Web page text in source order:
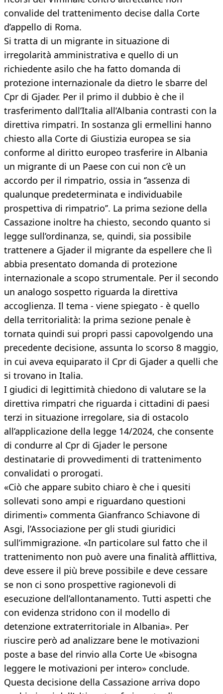
convalide del trattenimento decise dalla Corte
d’appello di Roma.
Si tratta di un migrante in situazione di
irregolarità amministrativa e quello di un
richiedente asilo che ha fatto domanda di
protezione internazionale da dietro le sbarre del
Cpr di Gjader. Per il primo il dubbio è che il
trasferimento dall’Italia all’Albania contrasti con la
direttiva rimpatri. In sostanza gli ermellini hanno
chiesto alla Corte di Giustizia europea se sia
conforme al diritto europeo trasferire in Albania
un migrante di un Paese con cui non c’è un
accordo per il rimpatrio, ossia in ‘’assenza di
qualunque predeterminata e individuabile
prospettiva di rimpatrio’’. La prima sezione della
Cassazione inoltre ha chiesto, secondo quanto si
legge sull’ordinanza, se, quindi, sia possibile
trattenere a Gjader il migrante da espellere che lì
abbia presentato domanda di protezione
internazionale a scopo strumentale. Per il secondo
un analogo sospetto riguarda la direttiva
accoglienza. Il tema - viene spiegato - è quello
della territorialità: la prima sezione penale è
tornata quindi sui propri passi capovolgendo una
precedente decisione, assunta lo scorso 8 maggio,
in cui aveva equiparato il Cpr di Gjader a quelli che
si trovano in Italia.
I giudici di legittimità chiedono di valutare se la
direttiva rimpatri che riguarda i cittadini di paesi
terzi in situazione irregolare, sia di ostacolo
all’applicazione della legge 14/2024, che consente
di condurre al Cpr di Gjader le persone
destinatarie di provvedimenti di trattenimento
convalidati o prorogati.
«Ciò che appare subito chiaro è che i quesiti
sollevati sono ampi e riguardano questioni
dirimenti» commenta Gianfranco Schiavone di
Asgi, l’Associazione per gli studi giuridici
sull’immigrazione. «In particolare sul fatto che il
trattenimento non può avere una finalità afflittiva,
deve essere il più breve possibile e deve cessare
se non ci sono prospettive ragionevoli di
esecuzione dell’allontanamento. Tutti aspetti che
con evidenza stridono con il modello di
detenzione extraterritoriale in Albania». Per
riuscire però ad analizzare bene le motivazioni
poste a base del rinvio alla Corte Ue «bisogna
leggere le motivazioni per intero» conclude.
Questa decisione della Cassazione arriva dopo